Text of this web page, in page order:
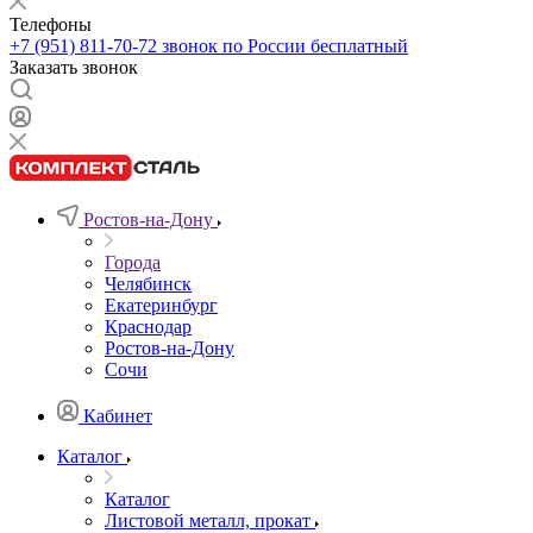
Телефоны
+7 (951) 811-70-72 звонок по России бесплатный
Заказать звонок
Ростов-на-Дону
Города
Челябинск
Екатеринбург
Краснодар
Ростов-на-Дону
Сочи
Кабинет
Каталог
Каталог
Листовой металл, прокат